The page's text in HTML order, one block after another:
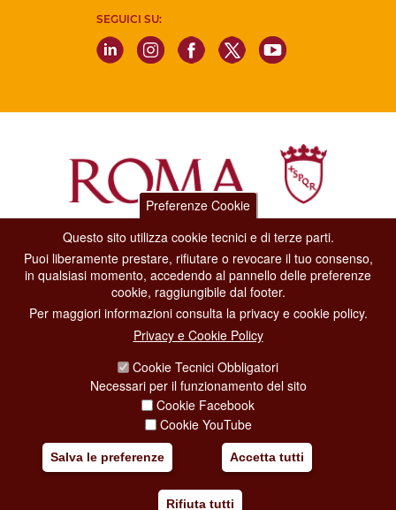
SEGUICI SU:
Dipartimento Grandi Eventi, Sport, Turismo e Moda.
Via di San Basilio, 51
00187 Roma
CONTACT CENTER TEL. 06 06 08
CONTATTA LA REDAZIONE
SOCIAL MEDIA POLICY
COPYRIGHT
Preferenze Cookie
Questo sito utilizza cookie tecnici e di terze parti.
Puoi liberamente prestare, rifiutare o revocare il tuo consenso,
in qualsiasi momento, accedendo al pannello delle preferenze
cookie, raggiungibile dal footer.
Per maggiori informazioni consulta la privacy e cookie policy.
Privacy e Cookie Policy
Cookie Tecnici Obbligatori
Necessari per il funzionamento del sito
Cookie Facebook
Cookie YouTube
Salva le preferenze Accetta tutti
Rifiuta tutti